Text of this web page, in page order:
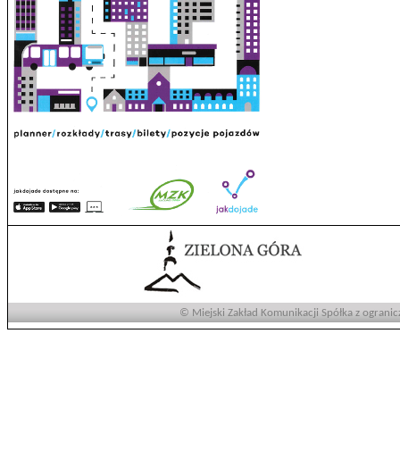
© Miejski Zakład Komunikacji Spółka z